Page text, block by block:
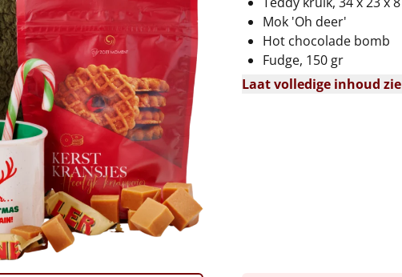
Mok 'Oh deer'
Hot chocolade bomb
Fudge, 150 gr
Laat volledige inhoud